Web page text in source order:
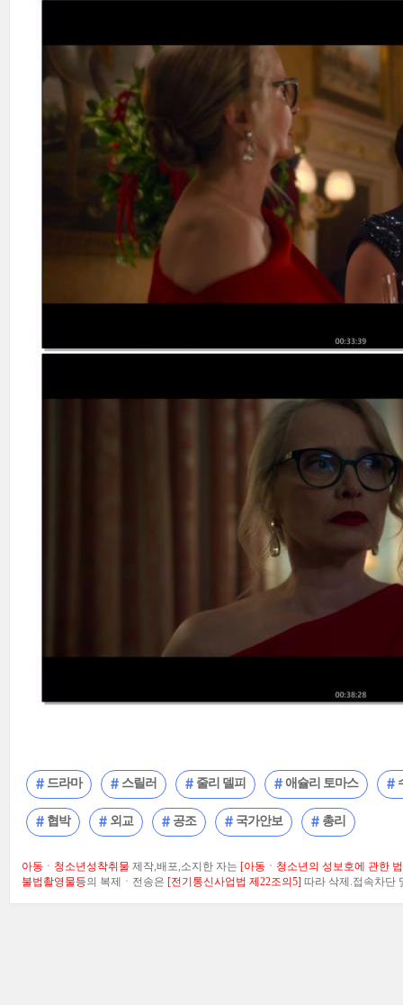
드라마 스릴러 줄리 델피 애슐리 토마스
협박 외교 공조 국가안보 총리
아동ㆍ청소년성착취물 제작,배포,소지한 자는 [아동ㆍ청소년의 성보호에 관한
불법촬영물등의 복제ㆍ전송은 [전기통신사업법 제22조의5] 따라 삭제.접속차단